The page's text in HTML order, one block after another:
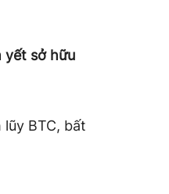
yết sở hữu
BTC, bất